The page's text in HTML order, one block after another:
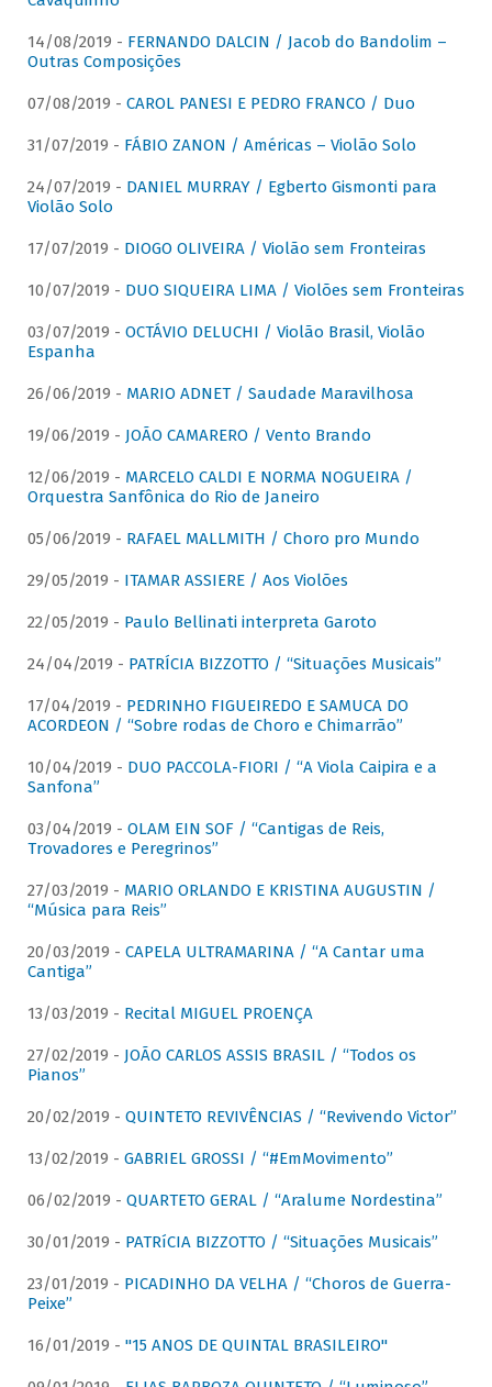
14/08/2019 - FERNANDO DALCIN / Jacob do Bandolim –
Outras Composições
07/08/2019 - CAROL PANESI E PEDRO FRANCO / Duo
31/07/2019 - FÁBIO ZANON / Américas – Violão Solo
24/07/2019 - DANIEL MURRAY / Egberto Gismonti para
Violão Solo
17/07/2019 - DIOGO OLIVEIRA / Violão sem Fronteiras
10/07/2019 - DUO SIQUEIRA LIMA / Violões sem Fronteiras
03/07/2019 - OCTÁVIO DELUCHI / Violão Brasil, Violão
Espanha
26/06/2019 - MARIO ADNET / Saudade Maravilhosa
19/06/2019 - JOÃO CAMARERO / Vento Brando
12/06/2019 - MARCELO CALDI E NORMA NOGUEIRA /
Orquestra Sanfônica do Rio de Janeiro
05/06/2019 - RAFAEL MALLMITH / Choro pro Mundo
29/05/2019 - ITAMAR ASSIERE / Aos Violões
22/05/2019 - Paulo Bellinati interpreta Garoto
24/04/2019 - PATRÍCIA BIZZOTTO / “Situações Musicais”
17/04/2019 - PEDRINHO FIGUEIREDO E SAMUCA DO
ACORDEON / “Sobre rodas de Choro e Chimarrão”
10/04/2019 - DUO PACCOLA-FIORI / “A Viola Caipira e a
Sanfona”
03/04/2019 - OLAM EIN SOF / “Cantigas de Reis,
Trovadores e Peregrinos”
27/03/2019 - MARIO ORLANDO E KRISTINA AUGUSTIN /
“Música para Reis”
20/03/2019 - CAPELA ULTRAMARINA / “A Cantar uma
Cantiga”
13/03/2019 - Recital MIGUEL PROENÇA
27/02/2019 - JOÃO CARLOS ASSIS BRASIL / “Todos os
Pianos”
20/02/2019 - QUINTETO REVIVÊNCIAS / “Revivendo Victor”
13/02/2019 - GABRIEL GROSSI / “#EmMovimento”
06/02/2019 - QUARTETO GERAL / “Aralume Nordestina”
30/01/2019 - PATRíCIA BIZZOTTO / “Situações Musicais”
23/01/2019 - PICADINHO DA VELHA / “Choros de Guerra-
Peixe”
16/01/2019 - "15 ANOS DE QUINTAL BRASILEIRO"